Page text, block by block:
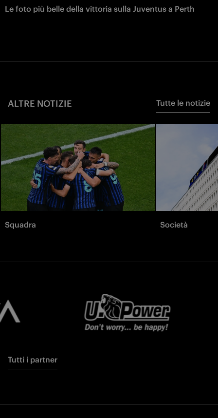
Le foto più belle della vittoria sulla Juventus a Perth
ALTRE NOTIZIE Tutte le notizie
Squadra Società
Tutti i partner